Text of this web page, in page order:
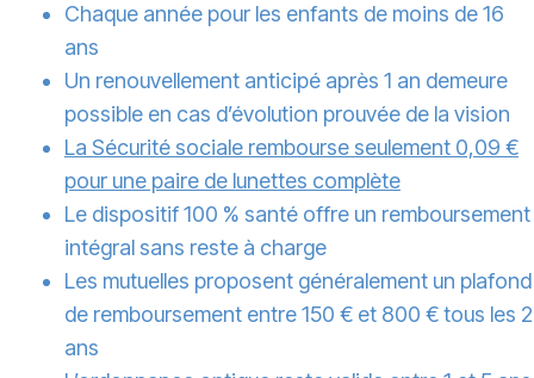
Chaque année pour les enfants de moins de 16
ans
Un renouvellement anticipé après 1 an demeure
possible en cas d’évolution prouvée de la vision
La Sécurité sociale rembourse seulement 0,09 €
pour une paire de lunettes complète
Le dispositif 100 % santé offre un remboursement
intégral sans reste à charge
Les mutuelles proposent généralement un plafond
de remboursement entre 150 € et 800 € tous les 2
ans